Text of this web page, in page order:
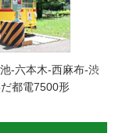
-六本木-西麻布-渋
都電7500形